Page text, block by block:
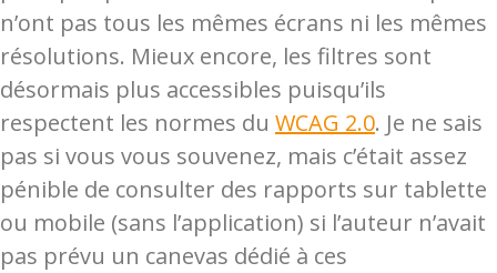
n’ont pas tous les mêmes écrans ni les mêmes
résolutions. Mieux encore, les filtres sont
désormais plus accessibles puisqu’ils
respectent les normes du WCAG 2.0. Je ne sais
pas si vous vous souvenez, mais c’était assez
pénible de consulter des rapports sur tablette
ou mobile (sans l’application) si l’auteur n’avait
pas prévu un canevas dédié à ces